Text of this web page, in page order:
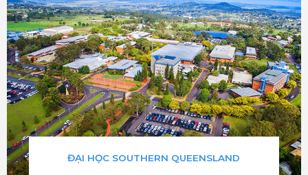
ĐẠI HỌC SOUTHERN QUEENSLAND